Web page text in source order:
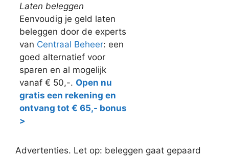
Laten beleggen
Eenvoudig je geld laten
beleggen door de experts
van Centraal Beheer: een
goed alternatief voor
sparen en al mogelijk
vanaf € 50,-. Open nu
gratis een rekening en
ontvang tot € 65,- bonus
>
Advertenties. Let op: beleggen gaat gepaard